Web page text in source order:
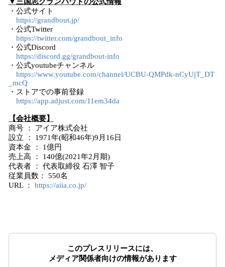
・公式サイト
https://grandbout.jp/
・公式Twitter
https://twitter.com/grandbout_info
・公式Discord
https://discord.gg/grandbout-info
・公式youtubeチャンネル
https://www.youtube.com/channel/UCBU-QMPdk-nCyUjT_DT
_mcQ
・ストアでの事前登録
https://app.adjust.com/11em34da
【会社概要】
商号 ： アイア株式会社
設立 ： 1971年(昭和46年)9月16日
資本金 ： 1億円
売上高 ： 140億(2021年2月期)
代表者 ： 代表取締役 石澤 智子
従業員数： 550名
URL ： https://aiia.co.jp/
このプレスリリースには、
メディア関係者向けの情報があります